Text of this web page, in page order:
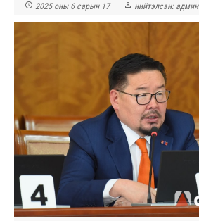
 2025 оны 6 сарын 17  нийтэлсэн: админ